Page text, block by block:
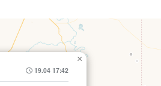
19.04 17:42
×